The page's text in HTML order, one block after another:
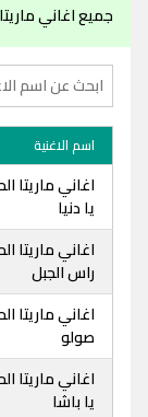
جميع اغاني
اسم الاغنية
اغاني ماريتا
يا دنيا
اغاني ماريتا
راس الجبل
اغاني ماريتا
صولو
اغاني ماريتا
يا باشا